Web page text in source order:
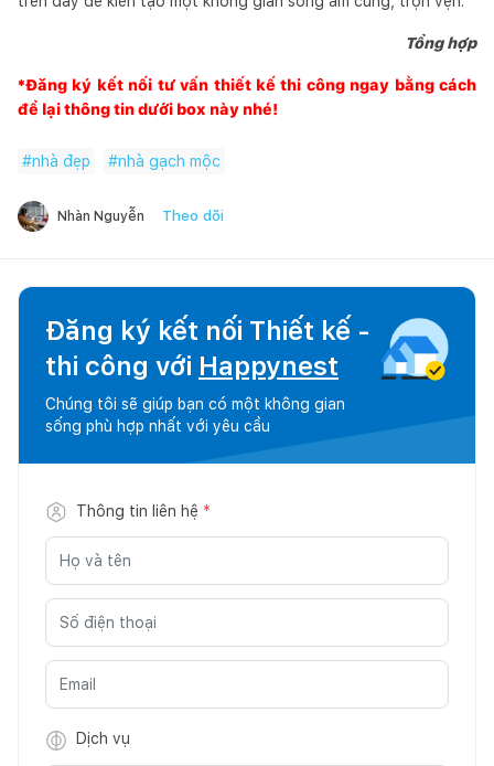
Tổng hợp
*Đăng ký kết nối tư vấn thiết kế thi công ngay bằng cách
để lại thông tin dưới box này nhé!
#nhà đẹp #nhà gạch mộc
Nhàn Nguyễn Theo dõi
Đăng ký kết nối Thiết kế -
thi công với Happynest
Chúng tôi sẽ giúp bạn có một không gian
sống phù hợp nhất với yêu cầu
Thông tin liên hệ *
Dịch vụ